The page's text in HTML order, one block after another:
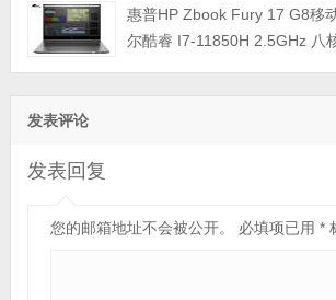
16G显卡丨17.3英寸4K显示屏丨三年保修）
惠普HP Zbook Fury 17 G8移
尔酷睿 I7-11850H 2.5GHz 八
发表评论
发表回复
您的邮箱地址不会被公开。 必填项已用 *